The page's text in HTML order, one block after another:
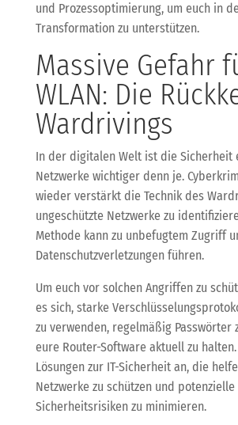
und Prozessoptimierung, um euch in
Transformation zu unterstützen.
Massive Gefahr
WLAN: Die
Wardrivings
In der digitalen Welt ist die Sicherheit
Netzwerke wichtiger denn je.
wieder verstärkt die Technik des
ungeschützte Netzwerke zu
Methode kann zu unbefugtem Zugriff
Datenschutzverletzungen führen.
Um euch vor solchen Angriffen zu
es sich, starke
zu verwenden, regelmäßig Passwörter
eure Router-Software aktuell zu
Lösungen zur IT-Sicherheit an, die
Netzwerke zu schützen und potenzielle
Sicherheitsrisiken zu minimieren.